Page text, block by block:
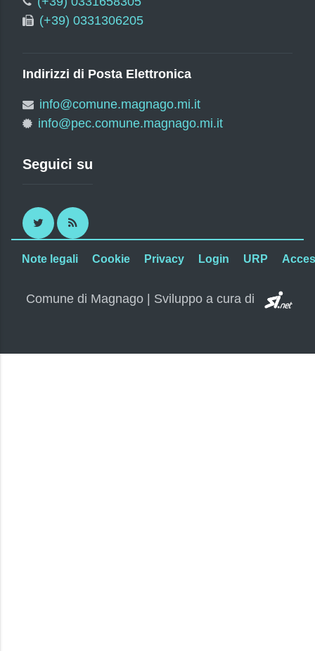
(+39) 0331306205
Indirizzi di Posta Elettronica
info@comune.magnago.mi.it
info@pec.comune.magnago.mi.it
Seguici su
Twitter RSS
Note legali Cookie Privacy Login URP
Comune di Magnago | Sviluppo a cura di